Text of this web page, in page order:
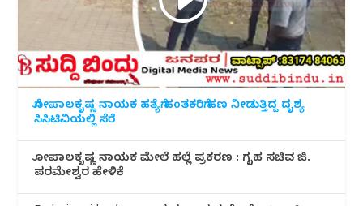
ಗೋಪಾಲಕೃಷ್ಣ ನಾಯಕ ಹತ್ಯೆಗೆ ಹಂತಕರಿಗೆ ಹಣ ನೀಡುತ್ತಿದ್ದ ದೃಶ್ಯ
ಸಿಸಿಟಿವಿಯಲ್ಲಿ ಸೆರೆ
ಗೋಪಾಲಕೃಷ್ಣ ನಾಯಕ ಮೇಲೆ ಹಲ್ಲೆ ಪ್ರಕರಣ : ಗೃಹ ಸಚಿವ ಜಿ.
ಪರಮೇಶ್ವರ ಹೇಳಿಕೆ